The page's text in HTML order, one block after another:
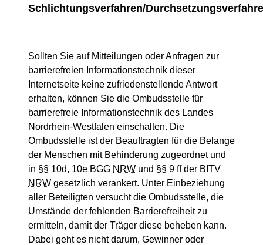
Schlichtungsverfahren/
Sollten Sie auf Mitteilungen oder Anfragen zur
barrierefreien Informationstechnik dieser
Internetseite keine zufriedenstellende Antwort
erhalten, können Sie die Ombudsstelle für
barrierefreie Informationstechnik des Landes
Nordrhein-Westfalen einschalten. Die
Ombudsstelle ist der Beauftragten für die Belange
der Menschen mit Behinderung zugeordnet und
in §§ 10d, 10e BGG NRW und §§ 9 ff der BITV
NRW gesetzlich verankert. Unter Einbeziehung
aller Beteiligten versucht die Ombudsstelle, die
Umstände der fehlenden Barrierefreiheit zu
ermitteln, damit der Träger diese beheben kann.
Dabei geht es nicht darum, Gewinner oder